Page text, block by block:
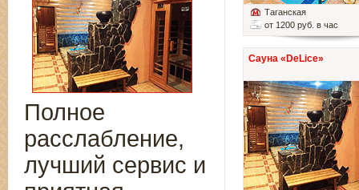
Таганская
от 1200 руб. в час
Сауна «DeLice»
Полное
расслабление,
лучший сервис и